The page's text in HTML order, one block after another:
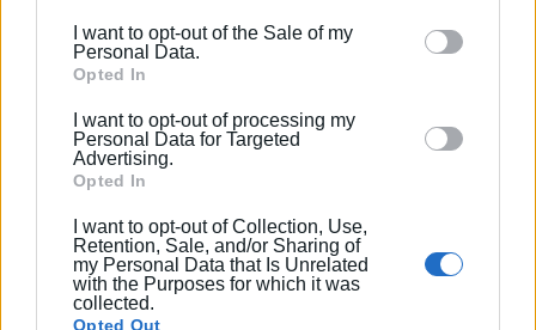
behaviour. You may click to grant or deny consent to
Google and its third-party tags to use your data for
section.
I want to opt-out of the Sale of my
Personal Data.
Opted In
I want to opt-out of processing my
Personal Data for Targeted
Advertising.
Opted In
I want to opt-out of Collection, Use,
Retention, Sale, and/or Sharing of
my Personal Data that Is Unrelated
with the Purposes for which it was
collected.
Opted Out